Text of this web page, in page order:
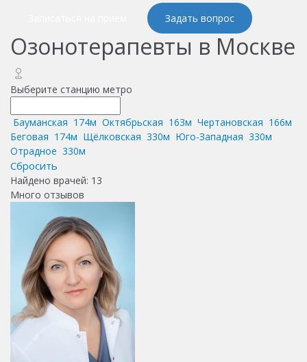
Задать вопрос
Озонотерапевты в Москве
Выберите станцию метро
Бауманская 174м Октябрьская 163м Чертановская 166м
Беговая 174м Щёлковская 330м Юго-Западная 330м
Отрадное 330м
Сбросить
Найдено врачей: 13
Много отзывов